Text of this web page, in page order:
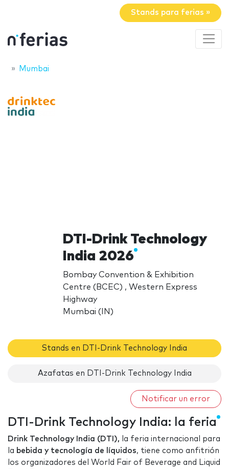
Stands para ferias »
Mumbai
DTI-Drink Technology
India 2026
Bombay Convention & Exhibition
Centre (BCEC) , Western Express
Highway
Mumbai (IN)
Stands en DTI-Drink Technology India
Azafatas en DTI-Drink Technology India
Notificar un error
DTI-Drink Technology India: la feria
Drink Technology India (DTI),
la feria internacional para
la bebida y tecnología de líquidos, tiene como anfitrión
los organizadores del World Fair of Beverage and Liquid